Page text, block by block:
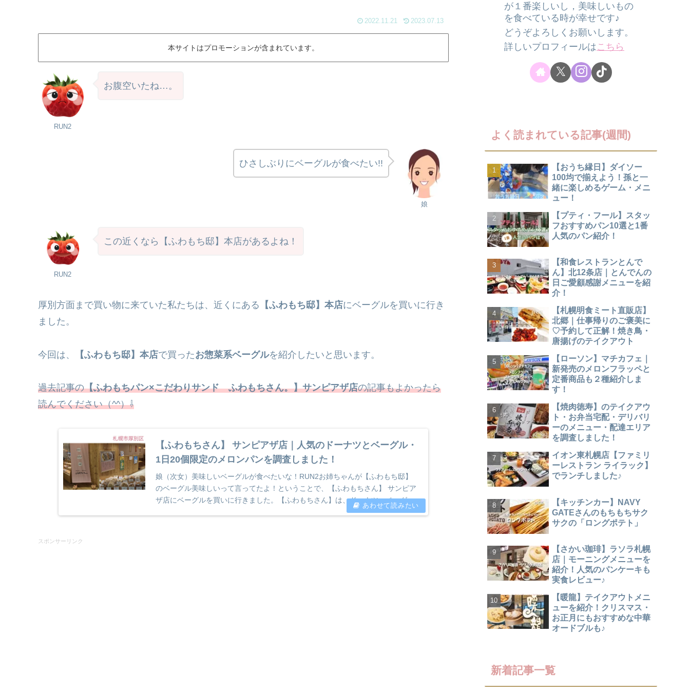
2022.11.21 2023.07.13
本サイトはプロモーションが含まれています。
RUN2
お腹空いたね…。
娘
ひさしぶりにベーグルが食べたい!!
RUN2
この近くなら【ふわもち邸】本店があるよね！
厚別方面まで買い物に来ていた私たちは、近くにある 【ふわもち邸】本店にベーグルを買いに行き
ました。
今回は、 【ふわもち邸】本店で買ったお惣菜系ベーグルを紹介したいと思います。
過去記事の【ふわもちパン×こだわりサンド ふわもちさん。】サンピアザ店の記事もよかったら
読んでください（^^）⇩
【ふわもちさん】 サンピアザ店｜人気のドーナツとベーグル・
1日20個限定のメロンパンを調査しました！
娘（次女）美味しいベーグルが食べたいな！RUN2お姉ちゃんが【ふわもち邸】
のベーグル美味しいって言ってたよ！ということで、【ふわもちさん】 サンピア
ザ店にベーグルを買いに行きました。【ふわもちさん】は、ドーナツ・ベーグル
スポンサーリンク
が１番楽しいし，美味しいもの
を食べている時が幸せです♪
どうぞよろしくお願いします。
詳しいプロフィールはこちら
よく読まれている記事(週間)
【おうち縁日】ダイソー
100均で揃えよう！孫と一
緒に楽しめるゲーム・メニ
ュー！
【プティ・フール】スタッ
フおすすめパン10選と1番
人気のパン紹介！
【和食レストランとんで
ん】北12条店｜とんでんの
日ご愛顧感謝メニューを紹
介！
【札幌明食ミート直販店】
北郷｜仕事帰りのご褒美に
♡予約して正解！焼き鳥・
唐揚げのテイクアウト
【ローソン】マチカフェ｜
新発売のメロンフラッペと
定番商品も２種紹介しま
す！
【焼肉徳寿】のテイクアウ
ト・お弁当宅配・デリバリ
ーのメニュー・配達エリア
を調査しました！
イオン東札幌店【ファミリ
ーレストラン ライラック】
でランチしました♪
【キッチンカー】NAVY
GATEさんのもちもちサク
サクの「ロングポテト」
【さかい珈琲】ラソラ札幌
店｜モーニングメニューを
紹介！人気のパンケーキも
実食レビュー♪
【暖龍】テイクアウトメニ
ューを紹介！クリスマス・
お正月にもおすすめな中華
オードブルも♪
新着記事一覧